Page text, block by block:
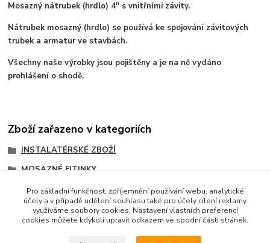
Mosazný nátrubek (hrdlo) 4" s vnitřními závity.
Nátrubek mosazný (hrdlo) se používá ke spojování závitových
trubek a armatur ve stavbách.
Všechny naše výrobky jsou pojištěny a je na ně vydáno
prohlášení o shodě.
Zboží zařazeno v kategoriích
INSTALATÉRSKÉ ZBOŽÍ
MOSAZNÉ FITINKY
Nátrubek mosazný
Nátrubek mosazný
Pro základní funkčnost, zpříjemnění používání webu, analytické
účely a v případě udělení souhlasu také pro účely cílení reklamy
využíváme soubory cookies. Nastavení vlastních preferencí
cookies můžete kdykoli upravit odkazem ve spodní části stránek.